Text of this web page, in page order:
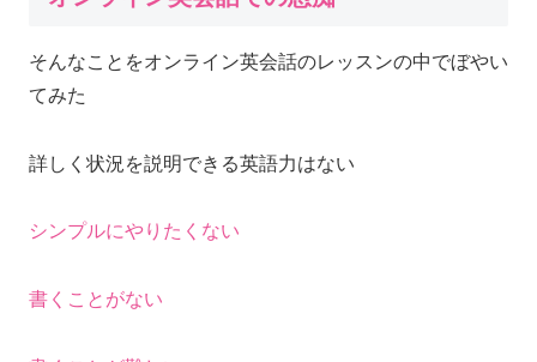
そんなことをオンライン英会話のレッスンの中でぼやい
てみた
詳しく状況を説明できる英語力はない
シンプルにやりたくない
書くことがない